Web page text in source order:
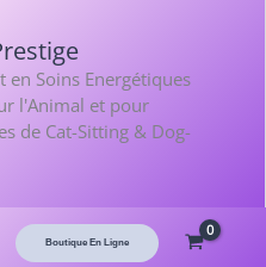
en Soins Energétiques
l'Animal et pour
de Cat-Sitting & Dog-
Boutique En Ligne